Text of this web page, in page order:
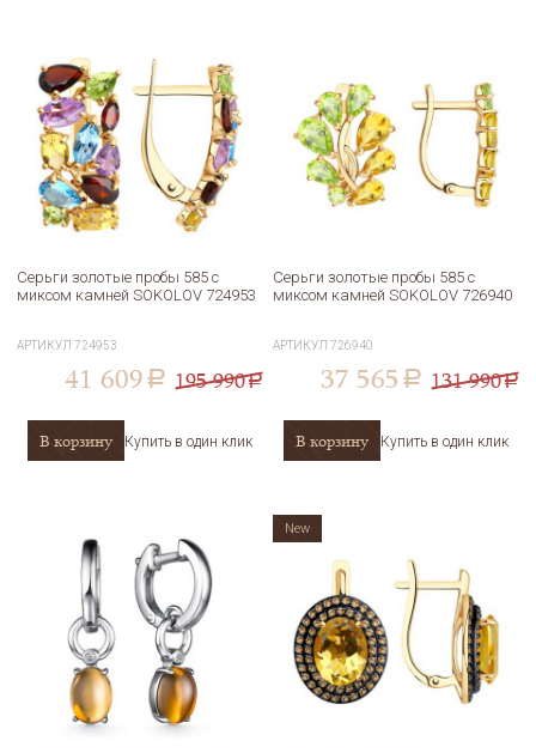
Серьги золотые пробы 585 с
миксом камней SOKOLOV 724953
АРТИКУЛ724953
41 609 a 195 990a
В корзину Купить в один клик
Серьги золотые пробы 585 с
миксом камней SOKOLOV 726940
АРТИКУЛ726940
37 565 a 131 990a
В корзину Купить в один клик
New